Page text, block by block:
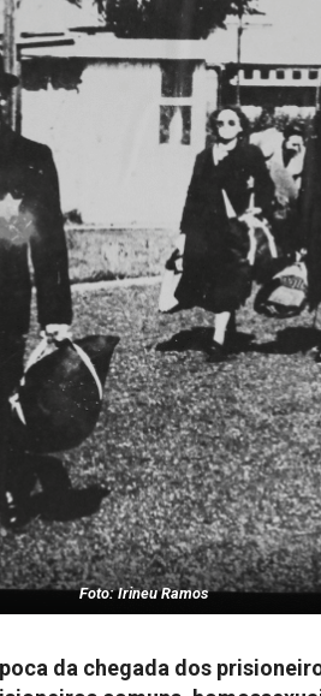
Foto: Irineu Ramos
da chegada dos